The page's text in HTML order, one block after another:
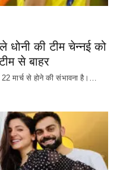
की टीम चेन्नई को
से बाहर
मार्च से होने की संभावना है।…